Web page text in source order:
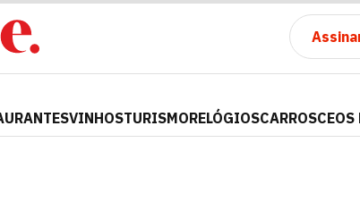
VINHOSTURISMORELÓGIOSCARROSCEOS